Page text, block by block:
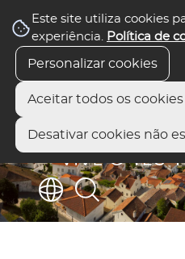
Este site utiliza cookies
experiência. Política de
Personalizar cookies
Aceitar todos os cookies
Desativar cookies não